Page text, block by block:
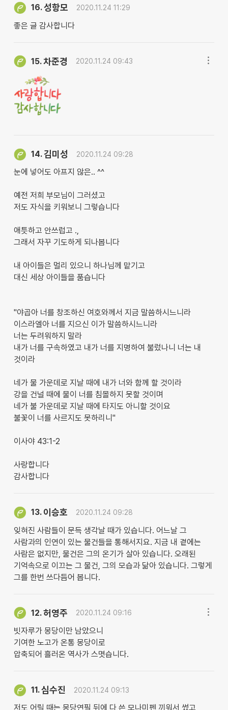
16.성항모 2020.11.24 11:29
좋은 글 감사합니다
15.차준경 2020.11.24 09:43
14.김미성 2020.11.24 09:28
눈에 넣어도 아프지 않은.. ^^
예전 저희 부모님이 그러셨고
저도 자식을 키워보니 그렇습니다
애틋하고 안쓰럽고 .,
그래서 자꾸 기도하게 되나봅니다
내 아이들은 멀리 있으니 하나님께 맡기고
대신 세상 아이들을 품습니다
"야곱아 너를 창조하신 여호와께서 지금 말씀하시느니라
이스라엘아 너를 지으신 이가 말씀하시느니라
너는 두려워하지 말라
내가 너를 구속하였고 내가 너를 지명하여 불렀나니 너는 내
것이라
네가 물 가운데로 지날 때에 내가 너와 함께 할 것이라
강을 건널 때에 물이 너를 침몰하지 못할 것이며
네가 불 가운데로 지날 때에 타지도 아니할 것이요
불꽃이 너를 사르지도 못하리니"
이사야 43:1-2
사랑합니다
감사합니다
13. 이승호 2020.11.24 09:28
잊혀진 사람들이 문득 생각날 때가 있습니다. 어느날 그
사람과의 인연이 있는 물건들을 통해서지요. 지금 내 곁에는
사람은 없지만, 물건은 그의 온기가 살아 있습니다. 오래된
기억속으로 이끄는 그 물건, 그의 모습과 닮아 있습니다. 그렇게
그를 한번 쓰다듬어 봅니다.
12.허영주 2020.11.24 09:16
빗자루가 몽당이만 남았으니
기여한 노고가 온통 몽당이로
압축되어 흘러온 역사가 스몃습니다.
11.심수진 2020.11.24 09:13
저도 어릴 때는 몽당연필 뒤에 다 쓴 모나미펜 끼워서 썼고